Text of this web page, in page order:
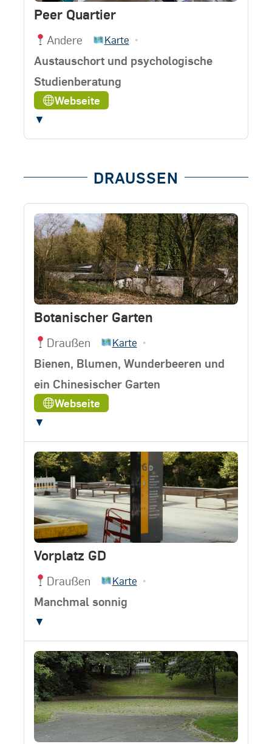
Peer Quartier
Andere Karte •
Austauschort und psychologische
Studienberatung
Webseite
▼
DRAUSSEN
Botanischer Garten
Draußen Karte •
Bienen, Blumen, Wunderbeeren und
ein Chinesischer Garten
Webseite
▼
Vorplatz GD
Draußen Karte •
Manchmal sonnig
▼